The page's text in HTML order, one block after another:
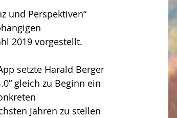
und Perspektiven“
2019 vorgestellt.
setzte Harald Berger
gleich zu Beginn ein
Jahren zu stellen